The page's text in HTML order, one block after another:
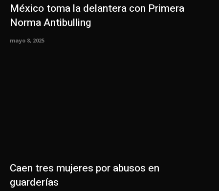
México toma la delantera con Primera
Norma Antibulling
mayo 8, 2025
Caen tres mujeres por abusos en
guarderías